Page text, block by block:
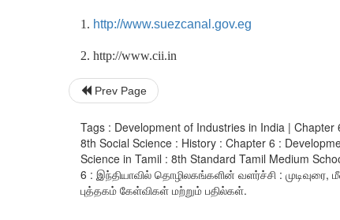
1. http://www.suezcanal.gov.eg
2. http://www.cii.in
Prev Page
Tags : Development of Industries in India |
8th Social Science : History : Chapter 6 :
Science in Tamil : 8th Standard Tamil Medium
6 : இந்தியாவில் தொழிலகங்களின் வளர்ச்சி :
புத்தகம் கேள்விகள் மற்றும் பதில்கள்.